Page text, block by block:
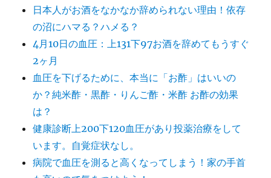
日本人がお酒をなかなか辞められない理由！依存
の沼にハマる？ハメる？
4月10日の血圧：上131下97お酒を辞めてもうすぐ
2ヶ月
血圧を下げるために、本当に「お酢」はいいの
か？純米酢・黒酢・りんご酢・米酢 お酢の効果
は？
健康診断上200下120血圧があり投薬治療をして
います。自覚症状なし。
病院で血圧を測ると高くなってしまう！家の手首